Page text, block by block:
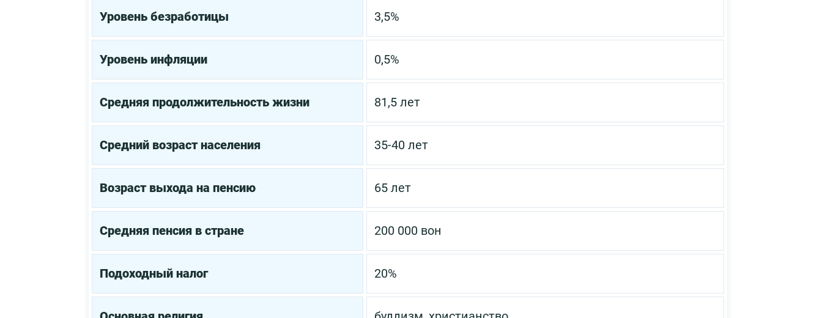
Уровень безработицы 3,5%
Уровень инфляции 0,5%
Средняя продолжительность жизни 81,5 лет
Средний возраст населения 35-40 лет
Возраст выхода на пенсию 65 лет
Средняя пенсия в стране 200 000 вон
Подоходный налог 20%